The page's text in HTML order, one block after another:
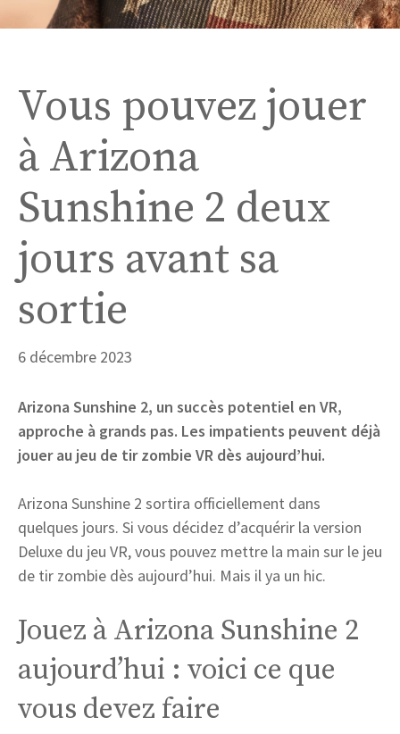
Vous pouvez jouer
à Arizona
Sunshine 2 deux
jours avant sa
sortie
6 décembre 2023
Arizona Sunshine 2, un succès potentiel en VR,
approche à grands pas. Les impatients peuvent déjà
jouer au jeu de tir zombie VR dès aujourd’hui.
Arizona Sunshine 2 sortira officiellement dans
quelques jours. Si vous décidez d’acquérir la version
Deluxe du jeu VR, vous pouvez mettre la main sur le jeu
de tir zombie dès aujourd’hui. Mais il ya un hic.
Jouez à Arizona Sunshine 2
aujourd’hui : voici ce que
vous devez faire